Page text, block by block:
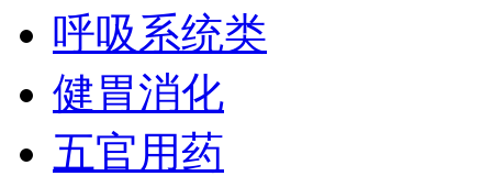
呼吸系统类
健胃消化
五官用药